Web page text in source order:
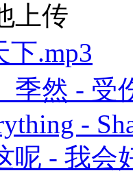
上传
下.mp3
季然 - 受
-
呢 - 我会